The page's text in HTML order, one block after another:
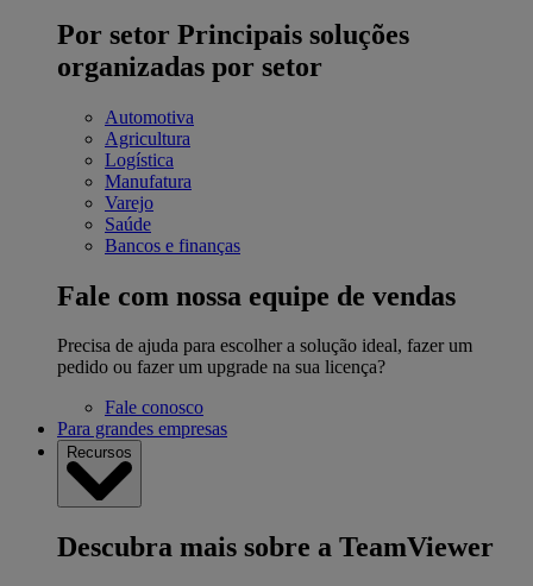
Por setor Principais soluções
organizadas por setor
Automotiva
Agricultura
Logística
Manufatura
Varejo
Saúde
Bancos e finanças
Fale com nossa equipe de vendas
Precisa de ajuda para escolher a solução ideal, fazer um
pedido ou fazer um upgrade na sua licença?
Fale conosco
Para grandes empresas
Recursos
Descubra mais sobre a TeamViewer